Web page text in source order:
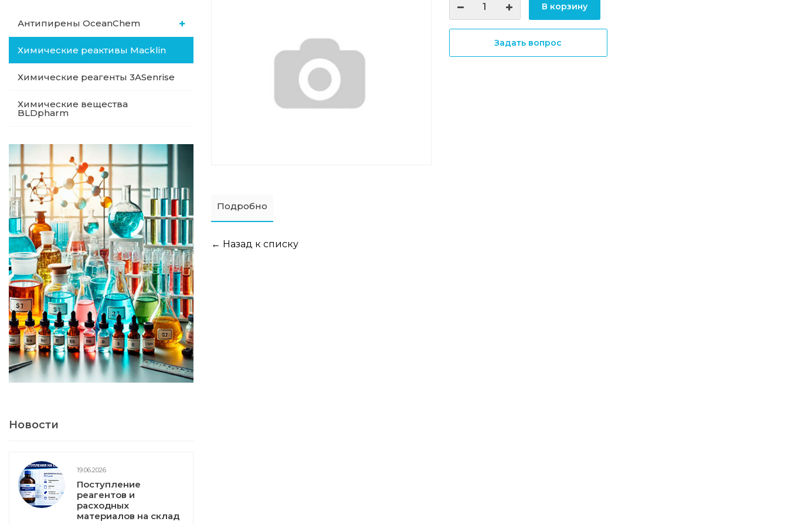
Антипирены OceanСhem
Химические реактивы Macklin
Химические реагенты 3ASenrise
Химические вещества
BLDpharm
Новости
19.06.2026
Поступление
реагентов и
расходных
материалов на склад
В корзину
Задать вопрос
Подробно
← Назад к списку